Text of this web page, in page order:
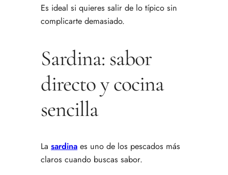
Es ideal si quieres salir de lo típico sin
complicarte demasiado.
Sardina: sabor
directo y cocina
sencilla
La sardina es uno de los pescados más
claros cuando buscas sabor.